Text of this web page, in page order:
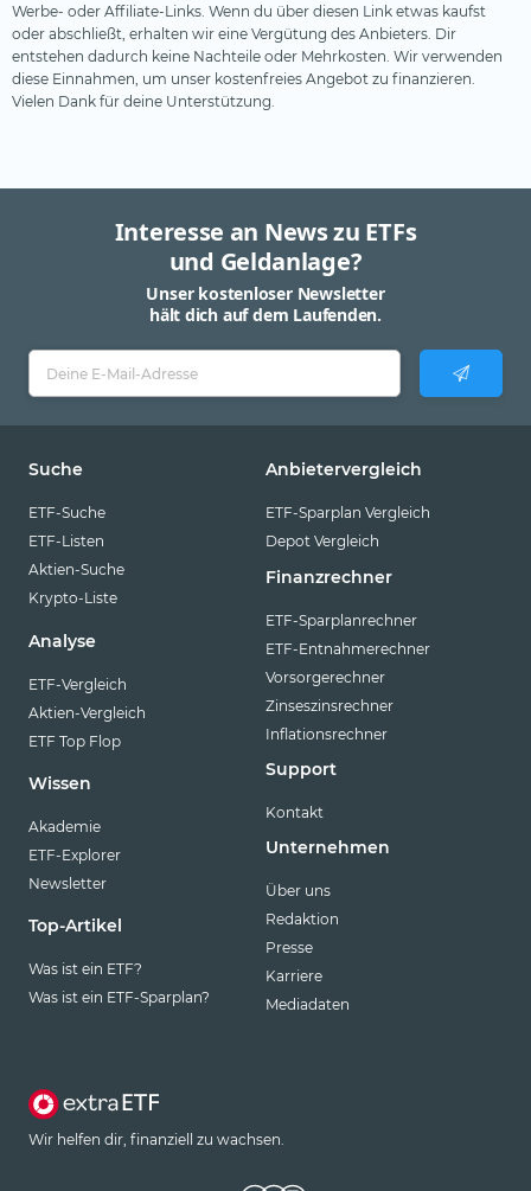
Werbe- oder Affiliate-Links. Wenn du über diesen Link etwas kaufst
oder abschließt, erhalten wir eine Vergütung des Anbieters. Dir
entstehen dadurch keine Nachteile oder Mehrkosten. Wir verwenden
diese Einnahmen, um unser kostenfreies Angebot zu finanzieren.
Vielen Dank für deine Unterstützung.
Interesse an News zu ETFs
und Geldanlage?
Unser kostenloser Newsletter
hält dich auf dem Laufenden.
Suche
ETF-Suche
ETF-Listen
Aktien-Suche
Krypto-Liste
Analyse
ETF-Vergleich
Aktien-Vergleich
ETF Top Flop
Wissen
Akademie
ETF-Explorer
Newsletter
Top-Artikel
Was ist ein ETF?
Was ist ein ETF-Sparplan?
Anbietervergleich
ETF-Sparplan Vergleich
Depot Vergleich
Finanzrechner
ETF-Sparplanrechner
ETF-Entnahmerechner
Vorsorgerechner
Zinseszinsrechner
Inflationsrechner
Support
Kontakt
Unternehmen
Über uns
Redaktion
Presse
Karriere
Mediadaten
Wir helfen dir, finanziell zu wachsen.